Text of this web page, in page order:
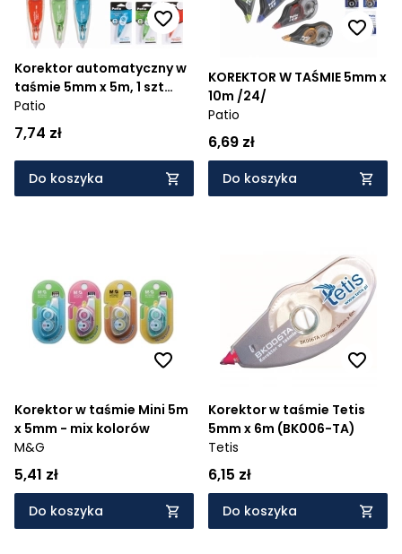
Korektor automatyczny w
taśmie 5mm x 5m, 1 szt
(32674PTR)
Patio
7,74 zł
Do koszyka
KOREKTOR W TAŚMIE 5mm x
10m /24/
Patio
6,69 zł
Do koszyka
Korektor w taśmie Mini 5m
x 5mm - mix kolorów
M&G
5,41 zł
Do koszyka
Korektor w taśmie Tetis
5mm x 6m (BK006-TA)
Tetis
6,15 zł
Do koszyka